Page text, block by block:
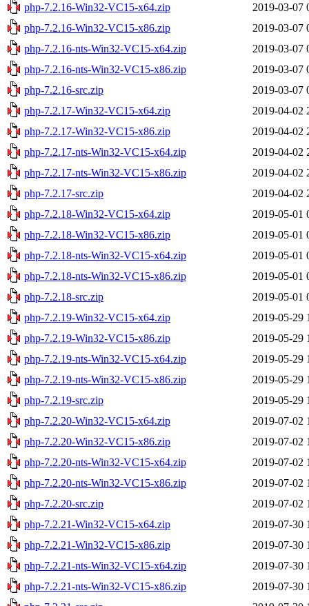
php-7.2.16-Win32-VC15-x64.zip
2019-03-07
php-7.2.16-Win32-VC15-x86.zip
2019-03-07
php-7.2.16-nts-Win32-VC15-x64.zip
2019-03-07
php-7.2.16-nts-Win32-VC15-x86.zip
2019-03-07
php-7.2.16-src.zip
2019-03-07
php-7.2.17-Win32-VC15-x64.zip
2019-04-02
php-7.2.17-Win32-VC15-x86.zip
2019-04-02
php-7.2.17-nts-Win32-VC15-x64.zip
2019-04-02
php-7.2.17-nts-Win32-VC15-x86.zip
2019-04-02
php-7.2.17-src.zip
2019-04-02
php-7.2.18-Win32-VC15-x64.zip
2019-05-01
php-7.2.18-Win32-VC15-x86.zip
2019-05-01
php-7.2.18-nts-Win32-VC15-x64.zip
2019-05-01
php-7.2.18-nts-Win32-VC15-x86.zip
2019-05-01
php-7.2.18-src.zip
2019-05-01
php-7.2.19-Win32-VC15-x64.zip
2019-05-29
php-7.2.19-Win32-VC15-x86.zip
2019-05-29
php-7.2.19-nts-Win32-VC15-x64.zip
2019-05-29
php-7.2.19-nts-Win32-VC15-x86.zip
2019-05-29
php-7.2.19-src.zip
2019-05-29
php-7.2.20-Win32-VC15-x64.zip
2019-07-02
php-7.2.20-Win32-VC15-x86.zip
2019-07-02
php-7.2.20-nts-Win32-VC15-x64.zip
2019-07-02
php-7.2.20-nts-Win32-VC15-x86.zip
2019-07-02
php-7.2.20-src.zip
2019-07-02
php-7.2.21-Win32-VC15-x64.zip
2019-07-30
php-7.2.21-Win32-VC15-x86.zip
2019-07-30
php-7.2.21-nts-Win32-VC15-x64.zip
2019-07-30
php-7.2.21-nts-Win32-VC15-x86.zip
2019-07-30